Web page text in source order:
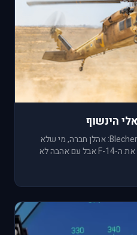
מהפורומים של פריפלייט, Blecherborn: אהלן חברה, מי שלא
מכיר אותי אני עדן, מטיס בעיקר את ה-F-14 אבל עם אהבה לא